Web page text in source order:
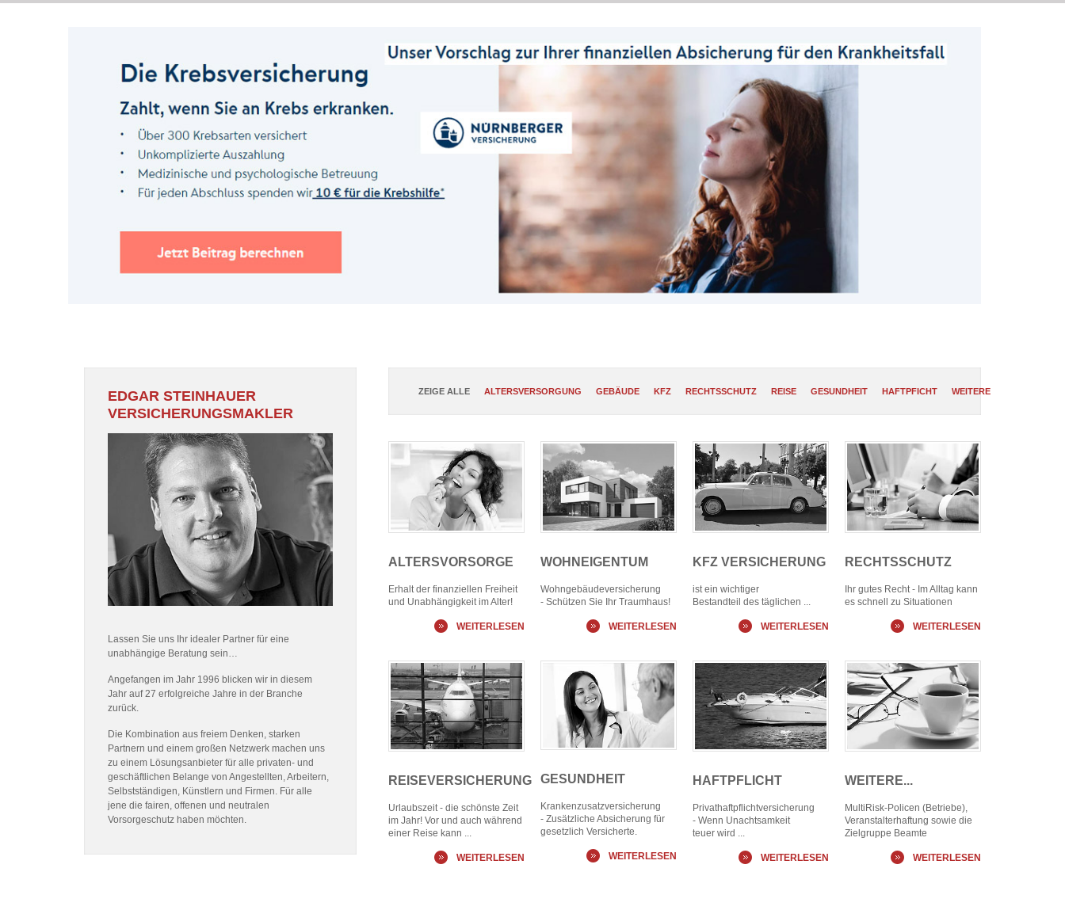
EDGAR STEINHAUER
VERSICHERUNGSMAKLER
Lassen Sie uns Ihr idealer Partner für eine
unabhängige Beratung sein…
Angefangen im Jahr 1996 blicken wir in diesem
Jahr auf 27 erfolgreiche Jahre in der Branche
zurück.
Die Kombination aus freiem Denken, starken
Partnern und einem großen Netzwerk machen uns
zu einem Lösungsanbieter für alle privaten- und
geschäftlichen Belange von Angestellten, Arbeitern,
Selbstständigen, Künstlern und Firmen. Für alle
jene die fairen, offenen und neutralen
Vorsorgeschutz haben möchten.
ZEIGE ALLE ALTERSVERSORGUNG GEBÄUDE KFZ RECHTSSCHUTZ REISE GESUNDHEIT HAFTPFICHT WEITERE
ALTERSVORSORGE
Erhalt der finanziellen Freiheit
und Unabhängigkeit im Alter!
WEITERLESEN
WOHNEIGENTUM
Wohngebäudeversicherung
- Schützen Sie Ihr Traumhaus!
WEITERLESEN
KFZ VERSICHERUNG
ist ein wichtiger
Bestandteil des täglichen ...
WEITERLESEN
RECHTSSCHUTZ
Ihr gutes Recht - Im Alltag kann
es schnell zu Situationen
WEITERLESEN
REISEVERSICHERUNG
Urlaubszeit - die schönste Zeit
im Jahr! Vor und auch während
einer Reise kann ...
WEITERLESEN
GESUNDHEIT
Krankenzusatzversicherung
- Zusätzliche Absicherung für
gesetzlich Versicherte.
WEITERLESEN
HAFTPFLICHT
Privathaftpflichtversicherung
- Wenn Unachtsamkeit
teuer wird ...
WEITERLESEN
WEITERE...
MultiRisk-Policen (Betriebe),
Veranstalterhaftung sowie die
Zielgruppe Beamte
WEITERLESEN